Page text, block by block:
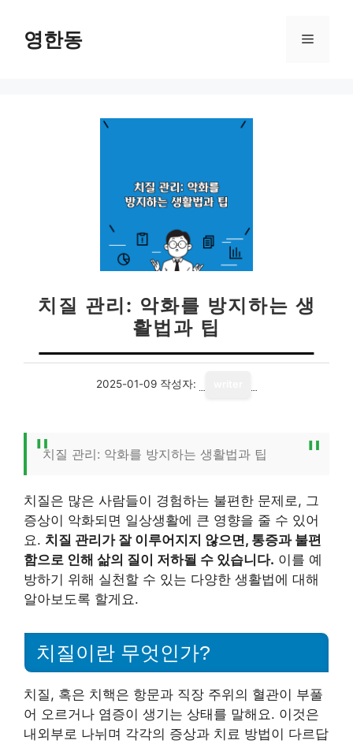
영한동 메
치질 관리: 악화를 방지하는 생
활법과 팁
2025-01-09 작성자:
치질 관리: 악화를 방지하는 생활법과 팁
치질은 많은 사람들이 경험하는 불편한 문제로, 그
증상이 악화되면 일상생활에 큰 영향을 줄 수 있어
요. 치질 관리가 잘 이루어지지 않으면, 통증과 불편
함으로 인해 삶의 질이 저하될 수 있습니다. 이를 예
방하기 위해 실천할 수 있는 다양한 생활법에 대해
알아보도록 할게요.
치질이란 무엇인가?
치질, 혹은 치핵은 항문과 직장 주위의 혈관이 부풀
어 오르거나 염증이 생기는 상태를 말해요. 이것은
내외부로 나뉘며 각각의 증상과 치료 방법이 다르답